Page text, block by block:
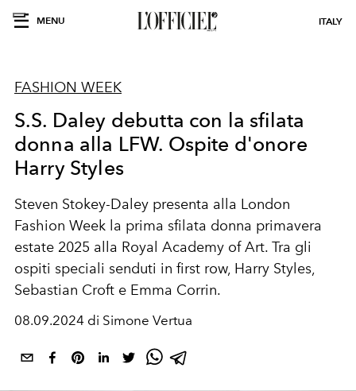
MENU ITALY
FASHION WEEK
S.S. Daley debutta con la sfilata
donna alla LFW. Ospite d'onore
Harry Styles
Steven Stokey-Daley presenta alla London
Fashion Week la prima sfilata donna primavera
estate 2025 alla Royal Academy of Art. Tra gli
ospiti speciali senduti in first row, Harry Styles,
Sebastian Croft e Emma Corrin.
08.09.2024 di Simone Vertua